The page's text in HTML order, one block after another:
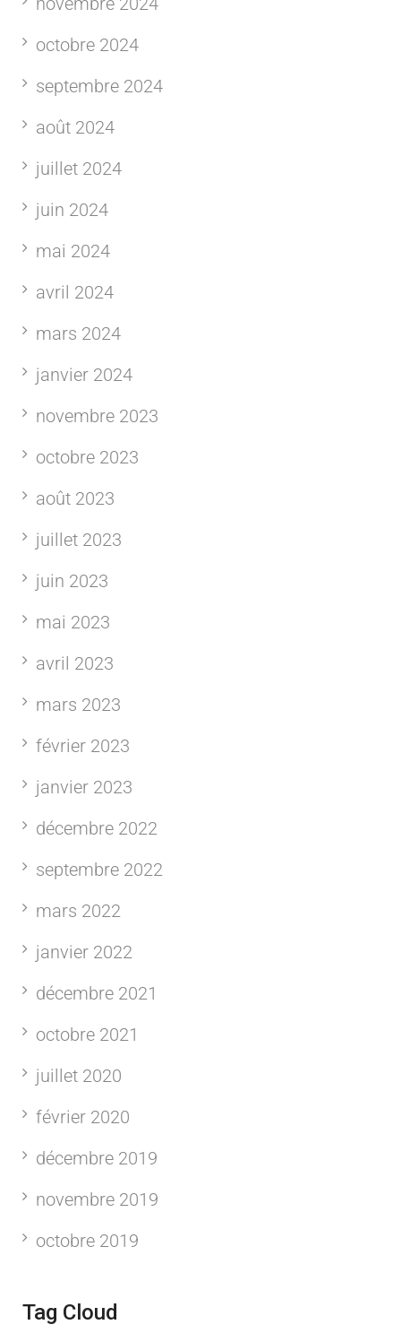
octobre 2024
septembre 2024
août 2024
juillet 2024
juin 2024
mai 2024
avril 2024
mars 2024
janvier 2024
novembre 2023
octobre 2023
août 2023
juillet 2023
juin 2023
mai 2023
avril 2023
mars 2023
février 2023
janvier 2023
décembre 2022
septembre 2022
mars 2022
janvier 2022
décembre 2021
octobre 2021
juillet 2020
février 2020
décembre 2019
novembre 2019
octobre 2019
Tag Cloud